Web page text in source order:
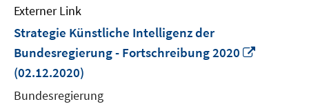
Externer Link
Strategie Künstliche Intelligenz der
Bundesregierung - Fortschreibung 2020
(02.12.2020)
Bundesregierung